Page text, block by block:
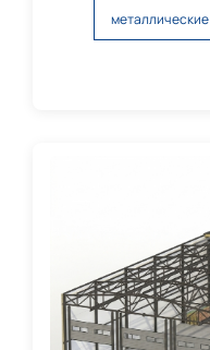
металлические